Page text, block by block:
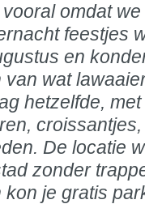
omdat
feestjes
en
van wat
hetzelfde,
De locatie
zonder
kon je gratis